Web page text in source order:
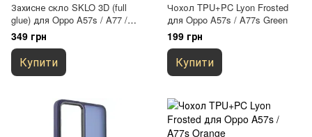
Захисне скло SKLO 3D (full
glue) для Oppo A57s / A77 /
A77s Чорний
349 грн
Купити
Чохол TPU+PC Lyon Frosted
для Oppo A57s / A77s Green
199 грн
Купити